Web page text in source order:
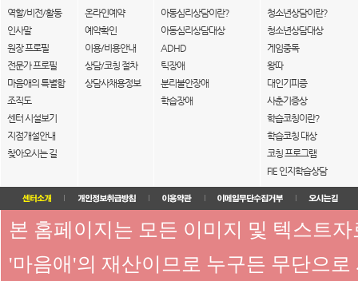
역할/비전/활동
인사말
원장 프로필
전문가 프로필
마음애의 특별함
조직도
센터 시설보기
지점개설안내
찾아오시는 길
온라인예약
예약확인
이용/비용안내
상담/코칭 절차
상담사채용정보
아동심리상담이란?
아동심리상담대상
ADHD
틱장애
분리불안장애
학습장애
청소년상담이란?
청소년상담대상
게임중독
왕따
대인기피증
사춘기증상
학습코칭이란?
학습코칭 대상
코칭 프로그램
FIE 인지학습상담
본 홈페이지는 모든 이미지 및 텍스트
'마음애'의 재산이므로 누구든 무단으